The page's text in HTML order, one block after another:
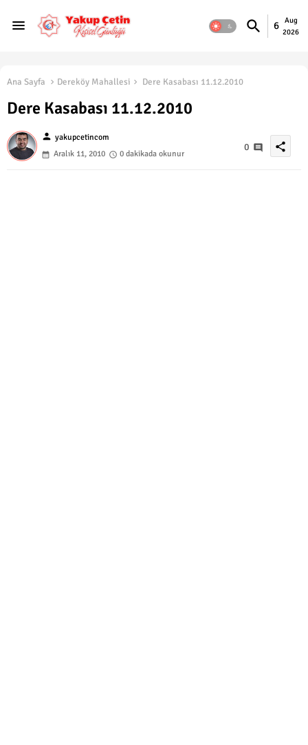
6
Aug
2026
Ana Sayfa Dereköy Mahallesi Dere Kasabası 11.12.2010
Dere Kasabası 11.12.2010
person yakupcetincom
Aralık 11, 2010
0 dakikada okunur
0 share